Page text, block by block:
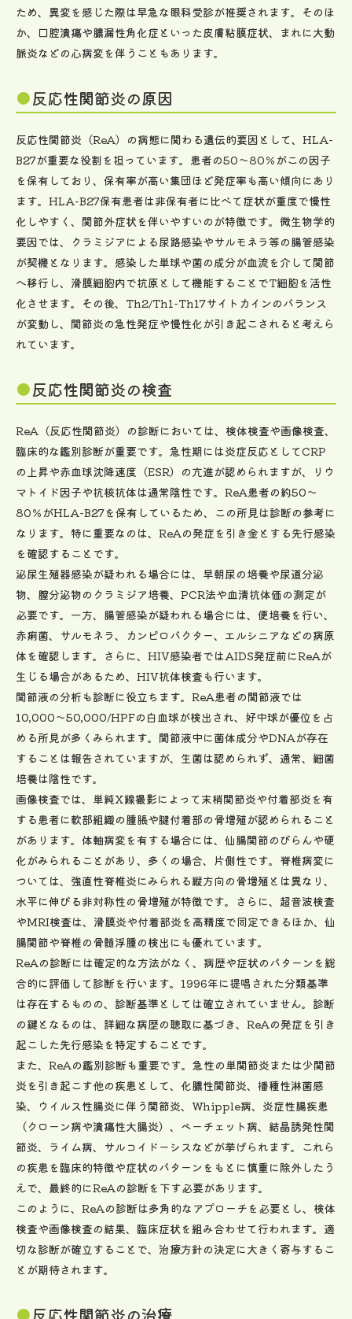
ため、異変を感じた際は早急な眼科受診が推奨されます。そのほ
か、口腔潰瘍や膿漏性角化症といった皮膚粘膜症状、まれに大動
脈炎などの心病変を伴うこともあります。
反応性関節炎の原因
反応性関節炎（ReA）の病態に関わる遺伝的要因として、HLA-
B27が重要な役割を担っています。患者の50〜80％がこの因子
を保有しており、保有率が高い集団ほど発症率も高い傾向にあり
ます。HLA-B27保有患者は非保有者に比べて症状が重度で慢性
化しやすく、関節外症状を伴いやすいのが特徴です。微生物学的
要因では、クラミジアによる尿路感染やサルモネラ等の腸管感染
が契機となります。感染した単球や菌の成分が血流を介して関節
へ移行し、滑膜細胞内で抗原として機能することでT細胞を活性
化させます。その後、Th2/Th1-Th17サイトカインのバランス
が変動し、関節炎の急性発症や慢性化が引き起こされると考えら
れています。
反応性関節炎の検査
ReA（反応性関節炎）の診断においては、検体検査や画像検査、
臨床的な鑑別診断が重要です。急性期には炎症反応としてCRP
の上昇や赤血球沈降速度（ESR）の亢進が認められますが、リウ
マトイド因子や抗核抗体は通常陰性です。ReA患者の約50～
80％がHLA-B27を保有しているため、この所見は診断の参考に
なります。特に重要なのは、ReAの発症を引き金とする先行感染
を確認することです。
泌尿生殖器感染が疑われる場合には、早朝尿の培養や尿道分泌
物、膣分泌物のクラミジア培養、PCR法や血清抗体価の測定が
必要です。一方、腸管感染が疑われる場合には、便培養を行い、
赤痢菌、サルモネラ、カンピロバクター、エルシニアなどの病原
体を確認します。さらに、HIV感染者ではAIDS発症前にReAが
生じる場合があるため、HIV抗体検査も行います。
関節液の分析も診断に役立ちます。ReA患者の関節液では
10,000～50,000/HPFの白血球が検出され、好中球が優位を占
める所見が多くみられます。関節液中に菌体成分やDNAが存在
することは報告されていますが、生菌は認められず、通常、細菌
培養は陰性です。
画像検査では、単純X線撮影によって末梢関節炎や付着部炎を有
する患者に軟部組織の腫脹や腱付着部の骨増殖が認められること
があります。体軸病変を有する場合には、仙腸関節のびらんや硬
化がみられることがあり、多くの場合、片側性です。脊椎病変に
ついては、強直性脊椎炎にみられる縦方向の骨増殖とは異なり、
水平に伸びる非対称性の骨増殖が特徴です。さらに、超音波検査
やMRI検査は、滑膜炎や付着部炎を高精度で同定できるほか、仙
腸関節や脊椎の骨髄浮腫の検出にも優れています。
ReAの診断には確定的な方法がなく、病歴や症状のパターンを総
合的に評価して診断を行います。1996年に提唱された分類基準
は存在するものの、診断基準としては確立されていません。診断
の鍵となるのは、詳細な病歴の聴取に基づき、ReAの発症を引き
起こした先行感染を特定することです。
また、ReAの鑑別診断も重要です。急性の単関節炎または少関節
炎を引き起こす他の疾患として、化膿性関節炎、播種性淋菌感
染、ウイルス性腸炎に伴う関節炎、Whipple病、炎症性腸疾患
（クローン病や潰瘍性大腸炎）、ベーチェット病、結晶誘発性関
節炎、ライム病、サルコイドーシスなどが挙げられます。これら
の疾患を臨床的特徴や症状のパターンをもとに慎重に除外したう
えで、最終的にReAの診断を下す必要があります。
このように、ReAの診断は多角的なアプローチを必要とし、検体
検査や画像検査の結果、臨床症状を組み合わせて行われます。適
切な診断が確立することで、治療方針の決定に大きく寄与するこ
とが期待されます。
反応性関節炎の治療